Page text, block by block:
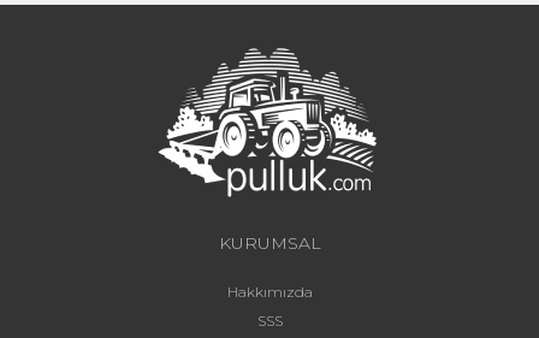
KURUMSAL
Hakkımızda
SSS